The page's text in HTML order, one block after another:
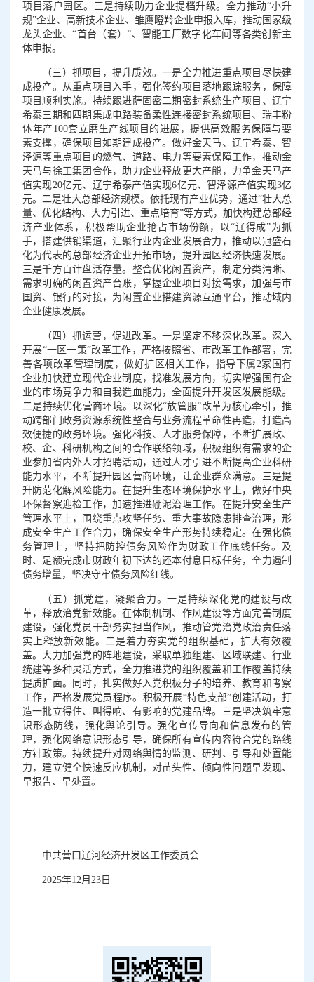
项目落户园区。三是持续助力企业提档升级。全力推动“小升
规”企业、高新技术企业、雏鹰瞪羚企业申报入库，推动国家级
龙头企业、“首台（套）”、智能工厂数字化车间等各类创新主
体申报。
（三）抓项目，提升质效。一是全力推进重点项目尽快建
成投产。从重点项目入手，强化签约项目落地跟踪服务，保障
项目顺利实施。持续跟进萨固密二期密封系统生产项目、辽宁
希泰三期和四期集成电路装备柔性连接密封系统项目、瑞丰粉
体年产100套立磨生产线项目的进展，提供高效服务保障与要
素支撑，确保项目如期建成投产。做好金天马、辽宁希泰、智
泽源等重点项目的燃气、道路、电力等要素保障工作，推动金
天马与徐工集团合作，助力企业释放更大产能，力争金天马产
值实现20亿元、辽宁希泰产值实现6亿元、智泽源产值实现3亿
元。二是壮大总部经济规模。依托现有产业优势，通过“壮大总
量、优化结构、大力引进、重点培育”等方式，加快构建总部经
济产业体系，积极帮助企业抢占市场份额，以“辽得成”为抓
手，搭建供销渠道，汇聚行业内企业发展合力，推动以冠盛石
化为代表的总部经济企业开拓市场，提升园区经济快速发展。
三是千方百计盘活存量。整合优化闲置资产，制定分类清晰、
需求明确的闲置资产台账，掌握企业项目对接需求，加强与市
国资、银行的对接，为闲置企业搭建资源互通平台，推动域内
企业健康发展。
（四）抓运营，促进改革。一是坚定不移深化改革。深入
开展“一区一策”改革工作，严格按照省、市改革工作部署，完
善各项改革管理制度，做好扩区相关工作，指导下属2家国有
企业加快建立现代企业制度，找准发展方向，切实增强国有企
业的市场竞争力和自我造血能力，全面提升开发区发展能级。
二是持续优化营商环境。以深化“放管服”改革为核心牵引，推
动跨部门政务资源系统性整合与业务流程革命性再造，打造高
效便捷的政务环境。强化科技、人才服务保障，不断扩展政、
校、企、科研机构之间的合作联络领域，积极组织有需求的企
业参加省内外人才招聘活动，通过人才引进不断提高企业科研
能力水平，不断提升园区营商环境，让企业群众满意。三是提
升防范化解风险能力。在提升生态环境保护水平上，做好中央
环保督察迎检工作，加速推进硼泥治理工作。在提升安全生产
管理水平上，围绕重点攻坚任务、重大事故隐患排查治理，形
成安全生产工作合力，确保安全生产形势持续稳定。在强化债
务管理上，坚持把防控债务风险作为财政工作底线任务。及
时、足额完成市财政年初下达的还本付息目标任务，全力遏制
债务增量，坚决守牢债务风险红线。
（五）抓党建，凝聚合力。一是持续深化党的建设与改
革，释放治党新效能。在体制机制、作风建设等方面完善制度
建设，强化党员干部务实担当作风，推动管党治党政治责任落
实上释放新效能。二是着力夯实党的组织基础，扩大有效覆
盖。大力加强党的阵地建设，采取单独组建、区域联建、行业
统建等多种灵活方式，全力推进党的组织覆盖和工作覆盖持续
提质扩面。同时，扎实做好入党积极分子的培养、教育和考察
工作，严格发展党员程序。积极开展“特色支部”创建活动，打
造一批立得住、叫得响、有影响的党建品牌。三是坚决筑牢意
识形态防线，强化舆论引导。强化宣传导向和信息发布的管
理，强化网络意识形态引导，确保所有宣传内容符合党的路线
方针政策。持续提升对网络舆情的监测、研判、引导和处置能
力，建立健全快速反应机制，对苗头性、倾向性问题早发现、
早报告、早处置。
中共营口辽河经济开发区工作委员会
2025年12月23日